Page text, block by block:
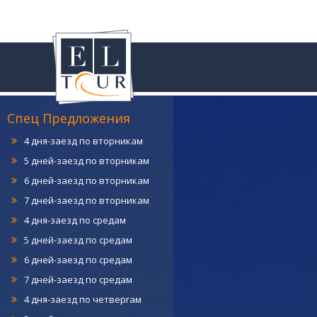
Спец Предложения
4 дня-заезд по понедельникам
5 дней-заезд по понедельникам
6 дней-заезд по понедельникам
4 дня-заезд по вторникам
5 дней-заезд по вторникам
6 дней-заезд по вторникам
7 дней-заезд по вторникам
4 дня-заезд по средам
5 дней-заезд по средам
6 дней-заезд по средам
7 дней-заезд по средам
4 дня-заезд по четвергам
5 дней -заезд по четвергам